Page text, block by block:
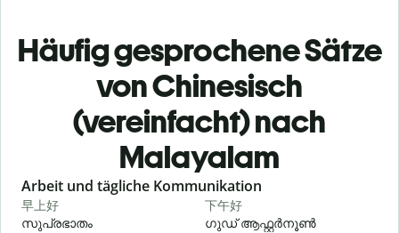
Häufig gesprochene Sätze
von Chinesisch
(vereinfacht) nach
Malayalam
Slide 1 of 6
Arbeit und tägliche Kommunikation
早上好
സുപ്രഭാതം
下午好
ഗുഡ് ആഫ്റ്റർനൂൺ